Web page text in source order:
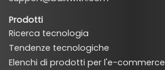
Prodotti
Ricerca tecnologia
Tendenze tecnologiche
Elenchi di prodotti per l'e-commerce